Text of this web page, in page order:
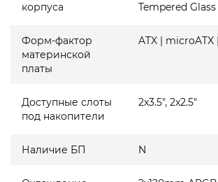
корпуса
Tempered Glass
Форм-фактор
материнской
платы
ATX | microATX
Доступные слоты
под накопители
2x3.5", 2x2.5"
Наличие БП N